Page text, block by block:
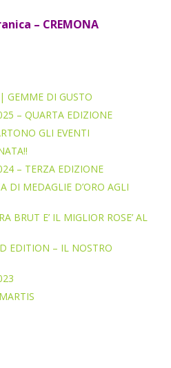
– CREMONA
GEMME DI GUSTO
– QUARTA EDIZIONE
GLI EVENTI
– TERZA EDIZIONE
DI MEDAGLIE D’ORO AGLI
BRUT E’ IL MIGLIOR ROSE’ AL
EDITION – IL NOSTRO